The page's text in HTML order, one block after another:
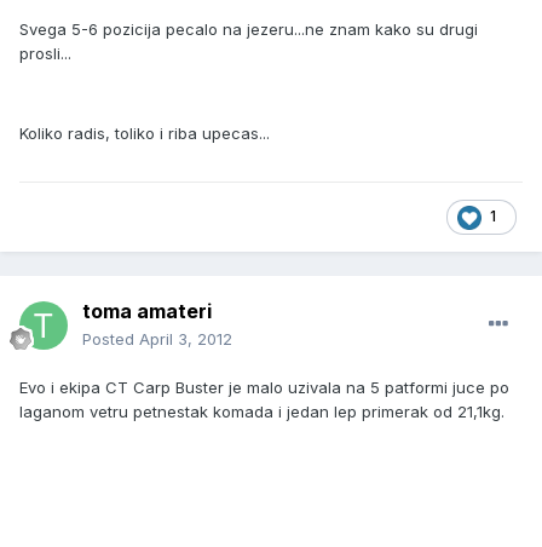
Svega 5-6 pozicija pecalo na jezeru...ne znam kako su drugi
prosli...
Koliko radis, toliko i riba upecas...
1
toma amateri
Posted April 3, 2012
Evo i ekipa CT Carp Buster je malo uzivala na 5 patformi juce po
laganom vetru petnestak komada i jedan lep primerak od 21,1kg.